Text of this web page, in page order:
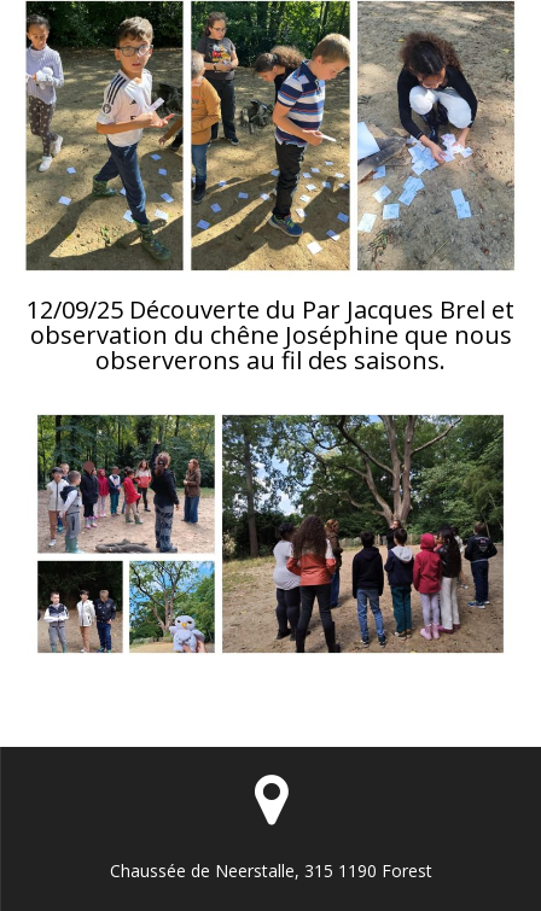
12/09/25 Découverte du Par Jacques Brel et
observation du chêne Joséphine que nous
observerons au fil des saisons.
Chaussée de Neerstalle, 315 1190 Forest